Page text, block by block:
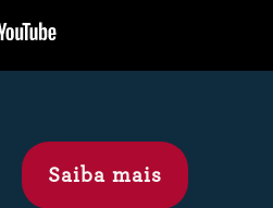
Saiba mais